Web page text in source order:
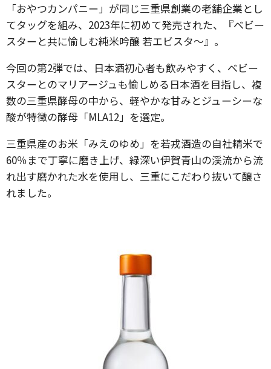
「おやつカンパニー」が同じ三重県創業の老舗企業とし
てタッグを組み、2023年に初めて発売された、『ベビー
スターと共に愉しむ純米吟醸 若エビスタ～』。
今回の第2弾では、日本酒初心者も飲みやすく、ベビー
スターとのマリアージュも愉しめる日本酒を目指し、複
数の三重県酵母の中から、軽やかな甘みとジューシーな
酸が特徴の酵母「MLA12」を選定。
三重県産のお米「みえのゆめ」を若戎酒造の自社精米で
60％まで丁寧に磨き上げ、緑深い伊賀青山の渓流から流
れ出す磨かれた水を使用し、三重にこだわり抜いて醸さ
れました。